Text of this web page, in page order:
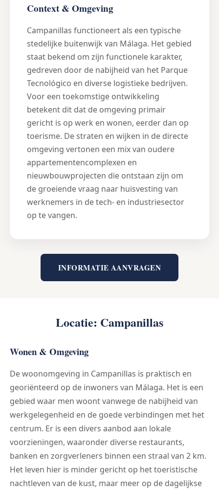
Context & Omgeving
Campanillas functioneert als een typische
stedelijke buitenwijk van Málaga. Het gebied
staat bekend om zijn functionele karakter,
gedreven door de nabijheid van het Parque
Tecnológico en diverse logistieke bedrijven.
Voor een toekomstige ontwikkeling
betekent dit dat de omgeving primair
gericht is op werk en wonen, eerder dan op
toerisme. De straten en wijken in de directe
omgeving vertonen een mix van oudere
appartementencomplexen en
nieuwbouwprojecten die ontstaan zijn om
de groeiende vraag naar huisvesting van
werknemers in de tech- en industriesector
op te vangen.
INFORMATIE AANVRAGEN
Locatie: Campanillas
Wonen & Omgeving
De woonomgeving in Campanillas is praktisch en
georiënteerd op de inwoners van Málaga. Het is een
gebied waar men woont vanwege de nabijheid van
werkgelegenheid en de goede verbindingen met het
centrum. Er is een divers aanbod aan lokale
voorzieningen, waaronder diverse restaurants,
banken en zorgverleners binnen een straal van 2 km.
Het leven hier is minder gericht op het toeristische
nachtleven van de kust, maar meer op de dagelijkse